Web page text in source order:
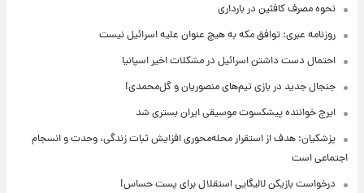
نحوه مصرف کافئین در بارداری
روزنامه عبری: توافق مکه به هیچ عنوان علیه اسرائیل نیست
احتمال دست داشتن اسرائیل در مشکلات اخیر اسپانیا
جنجال جدید در بازی تیم‌های منصوریان و گل‌محمدی!
ایرج خواننده پیشکسوت موسیقی ایران بستری شد
پزشکیان: هدف از استقرار محله‌محوری افزایش ثبات زندگی، وحدت و انسجام
اجتماعی است
درخواست بازیکن لالیگایی استقلال برای پست حساس!